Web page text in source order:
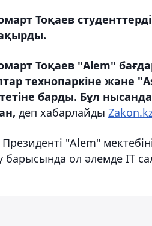
Тоқаев студенттерді
Тоқаев "Alem"
технопаркіне және
барды. Бұл
деп хабарлайды
Президенті "Alem"
барысында ол әлемде IT